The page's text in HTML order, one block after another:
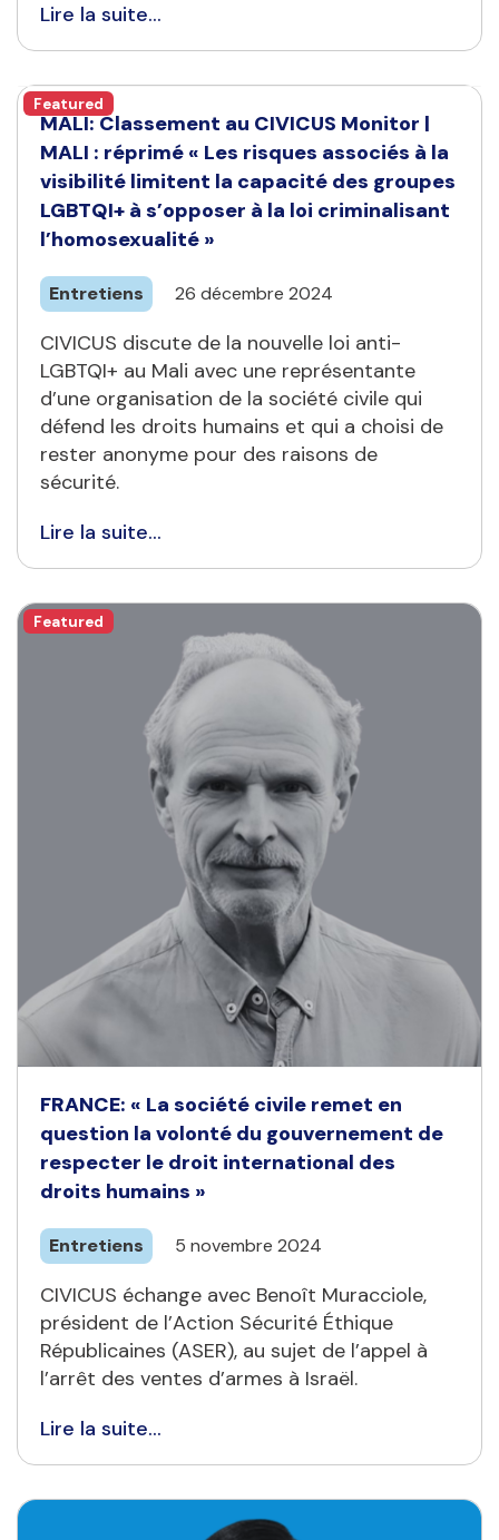
Lire la suite...
Featured
MALI: Classement au CIVICUS Monitor |
MALI : réprimé « Les risques associés à la
visibilité limitent la capacité des groupes
LGBTQI+ à s’opposer à la loi criminalisant
l’homosexualité »
Entretiens 26 décembre 2024
CIVICUS discute de la nouvelle loi anti-
LGBTQI+ au Mali avec une représentante
d’une organisation de la société civile qui
défend les droits humains et qui a choisi de
rester anonyme pour des raisons de
sécurité.
Lire la suite...
Featured
FRANCE: « La société civile remet en
question la volonté du gouvernement de
respecter le droit international des
droits humains »
Entretiens 5 novembre 2024
CIVICUS échange avec Benoît Muracciole,
président de l’Action Sécurité Éthique
Républicaines (ASER), au sujet de l’appel à
l’arrêt des ventes d’armes à Israël.
Lire la suite...